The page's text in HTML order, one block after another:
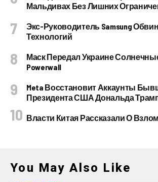
Мальдивах Без Лишних
Экс-Руководитель Samsung
Технологий
Маск Передал Украине
Powerwall
Meta Восстановит Аккаунты
Президента США Дональда
Власти Китая Рассказали О
You May Also Like